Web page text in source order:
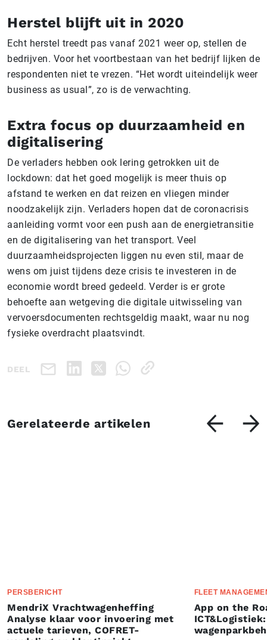
Herstel blijft uit in 2020
Echt herstel treedt pas vanaf 2021 weer op, stellen de
bedrijven. Voor het voortbestaan van het bedrijf lijken de
respondenten niet te vrezen. “Het wordt uiteindelijk weer
business as usual”, zo is de verwachting.
Extra focus op duurzaamheid en
digitalisering
De verladers hebben ook lering getrokken uit de
lockdown: dat het goed mogelijk is meer thuis op
afstand te werken en dat reizen en vliegen minder
noodzakelijk zijn. Verladers hopen dat de coronacrisis
aanleiding vormt voor een push aan de energietransitie
en de digitalisering van het transport. Veel
duurzaamheidsprojecten liggen nu even stil, maar de
wens om juist tijdens deze crisis te investeren in de
economie wordt breed gedeeld. Verder is er grote
behoefte aan wetgeving die digitale uitwisseling van
vervoersdocumenten rechtsgeldig maakt, waar nu nog
fysieke overdracht plaatsvindt.
DEEL
Gerelateerde artikelen
PERSBERICHT
MendriX Vrachtwagenheffing
Analyse klaar voor invoering met
actuele tarieven, COFRET-
FLEET
App on the